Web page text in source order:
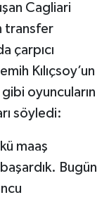
Cagliari
transfer
çarpıcı
Kılıçsoy’un
oyuncuların
söyledi:
maaş
Bugün